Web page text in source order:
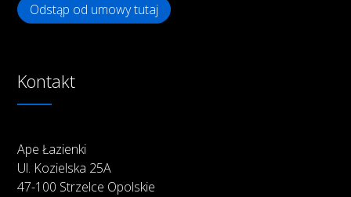
Odstąp od umowy tutaj
Kontakt
Ape Łazienki
Ul. Kozielska 25A
47-100 Strzelce Opolskie